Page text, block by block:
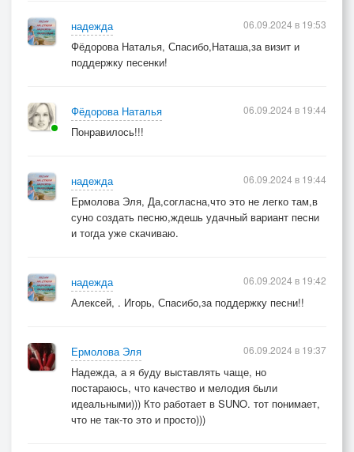
надежда
Фёдорова Наталья, Спасибо,Наташа,за визит и
поддержку песенки!
06.09.2024 в 19:53
Фёдорова Наталья
Понравилось!!!
06.09.2024 в 19:44
надежда
Ермолова Эля, Да,согласна,что это не легко там,в
суно создать песню,ждешь удачный вариант песни
и тогда уже скачиваю.
06.09.2024 в 19:44
надежда
Алексей, . Игорь, Спасибо,за поддержку песни!!
06.09.2024 в 19:42
Ермолова Эля
Надежда, а я буду выставлять чаще, но
постараюсь, что качество и мелодия были
идеальными))) Кто работает в SUNO. тот понимает,
что не так-то это и просто)))
06.09.2024 в 19:37